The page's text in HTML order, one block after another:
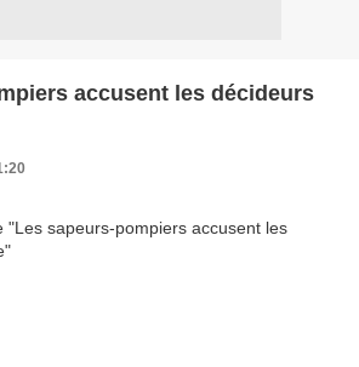
accusent les décideurs